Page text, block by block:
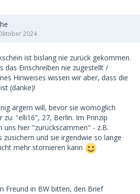
2024
ist bislang nie zurück gekommen.
das Einschreiben nie zugestellt /
Hinweises wissen wir aber, dass die
(danke)!
ärgern will, bevor sie womöglich
"elli16", 27, Berlin. Im Prinzip
uns hier "zurückscammen" - z.B.
zusichern und sie irgendwie so lange
mehr stornieren kann
Freund in BW bitten, den Brief